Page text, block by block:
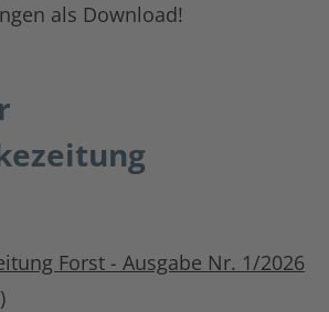
als Download!
Forst - Ausgabe Nr. 1/2026